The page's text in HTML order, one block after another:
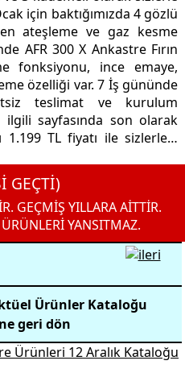
için baktığımızda 4 gözlü
ateşleme ve gaz kesme
AFR 300 X Ankastre Fırın
fonksiyonu, ince emaye,
özelliği var. 7 İş gününde
teslimat ve kurulum
ilgili sayfasında son olarak
1.199 TL fiyatı ile sizlerle…
GEÇTİ)
GEÇMİŞ YILLARA AİTTİR.
YANSITMAZ.
Ürünler Kataloğu
geri dön